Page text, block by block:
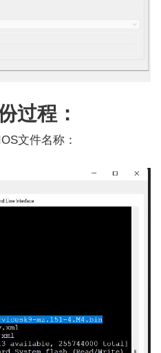
过程：
文件名称：